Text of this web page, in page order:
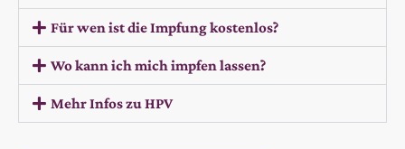
Für wen ist die Impfung kostenlos?
Wo kann ich mich impfen lassen?
Mehr Infos zu HPV